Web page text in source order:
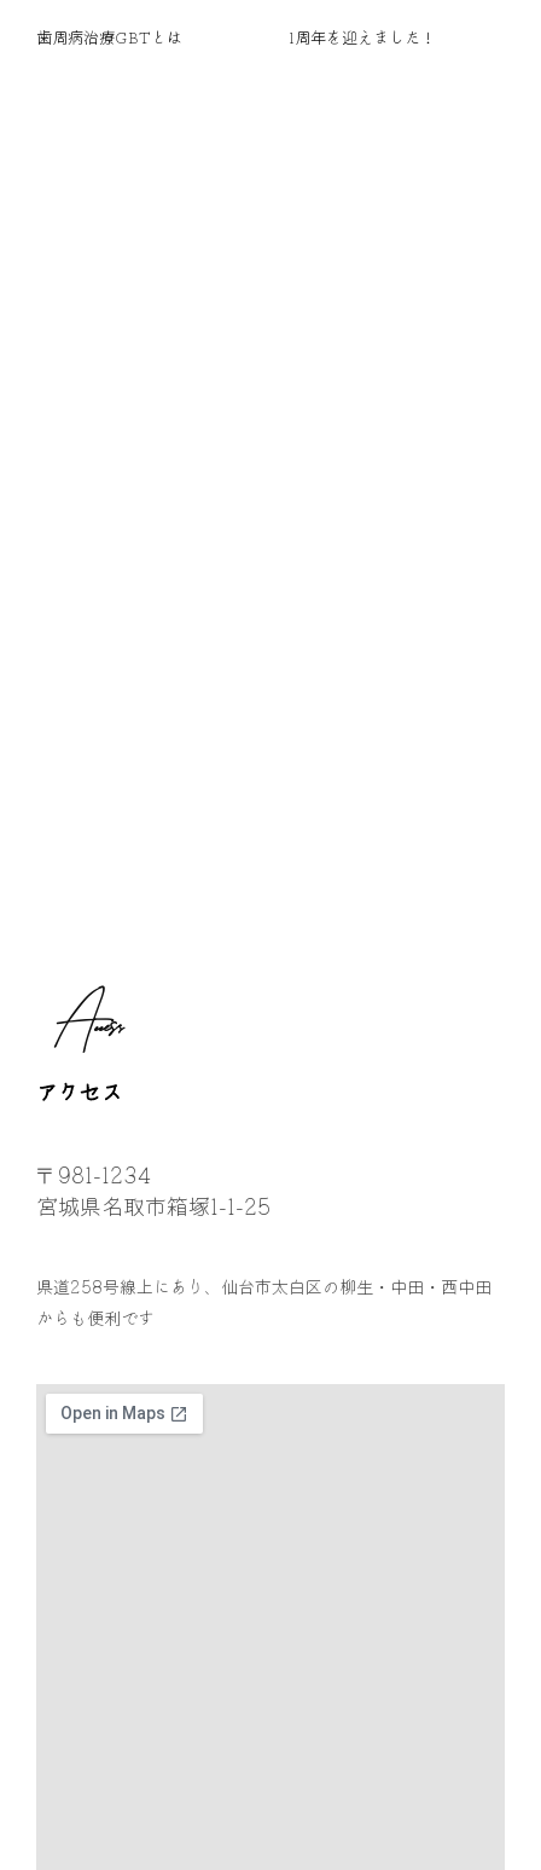
歯周病治療GBTとは 1周年を迎えました！
Access
アクセス
〒981-1234
宮城県名取市箱塚1-1-25
県道258号線上にあり、仙台市太白区の柳生・中田・西中田
からも便利です